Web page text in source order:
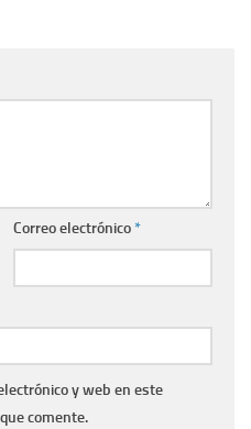
Correo electrónico*
y web en este
comente.